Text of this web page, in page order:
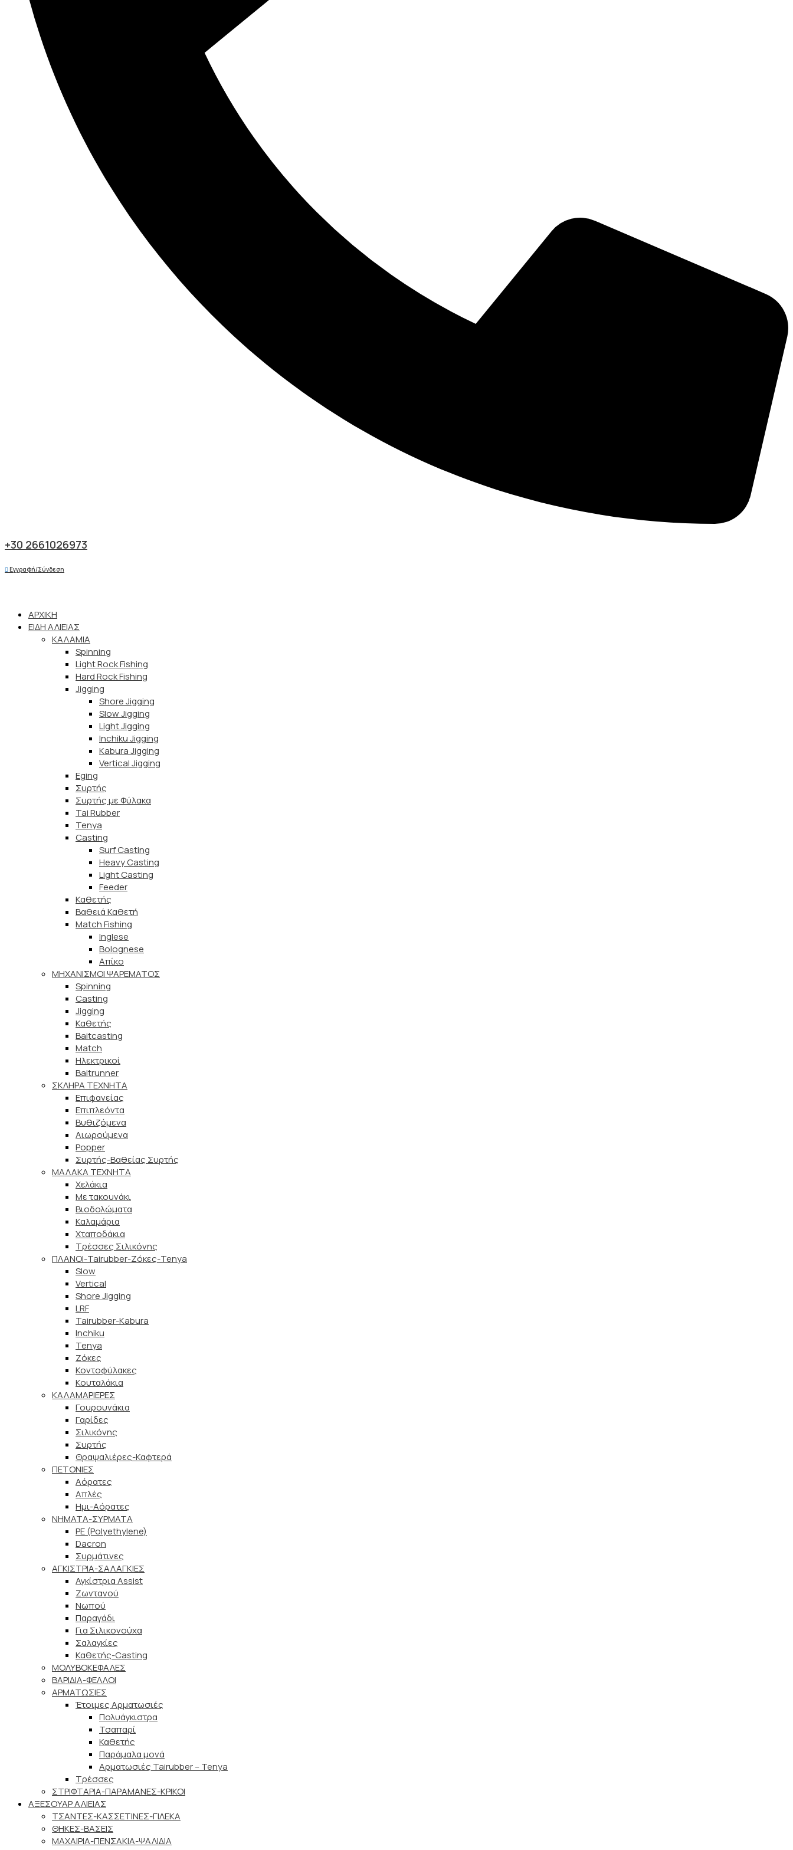
+30 2661026973
Εγγραφή/Σύνδεση
ΑΡΧΙΚΗ
ΕΙΔΗ ΑΛΙΕΙΑΣ
ΚΑΛΑΜΙΑ
Spinning
Light Rock Fishing
Hard Rock Fishing
Jigging
Shore Jigging
Slow Jigging
Light Jigging
Inchiku Jigging
Kabura Jigging
Vertical Jigging
Eging
Συρτής
Συρτής με Φύλακα
Tai Rubber
Tenya
Casting
Surf Casting
Heavy Casting
Light Casting
Feeder
Καθετής
Βαθειά Καθετή
Match Fishing
Inglese
Bolognese
Απίκο
ΜΗΧΑΝΙΣΜΟΙ ΨΑΡΕΜΑΤΟΣ
Spinning
Casting
Jigging
Καθετής
Baitcasting
Match
Ηλεκτρικοί
Baitrunner
ΣΚΛΗΡΑ ΤΕΧΝΗΤΑ
Επιφανείας
Επιπλεόντα
Βυθιζόμενα
Αιωρούμενα
Popper
Συρτής-Βαθείας Συρτής
ΜΑΛΑΚΑ TEXNHTA
Χελάκια
Με τακουνάκι
Βιοδολώματα
Καλαμάρια
Χταποδάκια
Τρέσσες Σιλικόνης
ΠΛΑΝΟΙ-Tairubber-Ζόκες-Tenya
Slow
Vertical
Shore Jigging
LRF
Tairubber-Kabura
Inchiku
Tenya
Ζόκες
Κοντοφύλακες
Κουταλάκια
ΚΑΛΑΜΑΡΙΕΡΕΣ
Γουρουνάκια
Γαρίδες
Σιλικόνης
Συρτής
Θραψαλιέρες-Καφτερά
ΠΕΤΟΝΙΕΣ
Αόρατες
Απλές
Ημι-Αόρατες
ΝΗΜΑΤΑ-ΣΥΡΜΑΤΑ
PE (Polyethylene)
Dacron
Συρμάτινες
ΑΓΚΙΣΤΡΙΑ-ΣΑΛΑΓΚΙΕΣ
Αγκίστρια Assist
Ζωντανού
Νωπού
Παραγάδι
Για Σιλικονούχα
Σαλαγκίες
Καθετής-Casting
ΜΟΛΥΒΟΚΕΦΑΛΕΣ
ΒΑΡΙΔΙΑ-ΦΕΛΛΟΙ
ΑΡΜΑΤΩΣΙΕΣ
Έτοιμες Αρματωσιές
Πολυάγκιστρα
Τσαπαρί
Καθετής
Παράμαλα μονά
Αρματωσιές Tairubber – Tenya
Τρέσσες
ΣΤΡΙΦΤΑΡΙΑ-ΠΑΡΑΜΑΝΕΣ-ΚΡΙΚΟΙ
ΑΞΕΣΟΥΑΡ ΑΛΙΕΙΑΣ
ΤΣΑΝΤΕΣ-ΚΑΣΣΕΤΙΝΕΣ-ΓΙΛΕΚΑ
ΘΗΚΕΣ-ΒΑΣΕΙΣ
ΜΑΧΑΙΡΙΑ-ΠΕΝΣΑΚΙΑ-ΨΑΛΙΔΙΑ